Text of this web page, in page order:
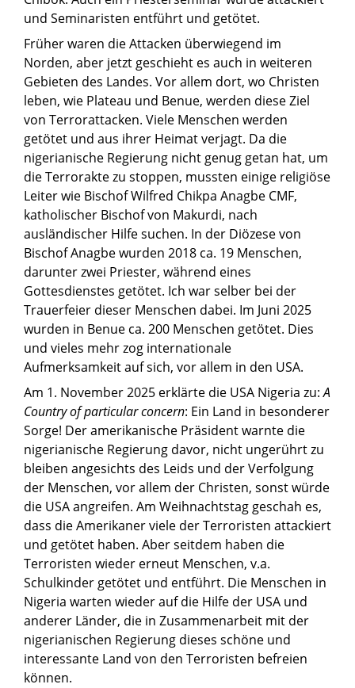
und Seminaristen entführt und getötet.
Früher waren die Attacken überwiegend im
Norden, aber jetzt geschieht es auch in weiteren
Gebieten des Landes. Vor allem dort, wo Christen
leben, wie Plateau und Benue, werden diese Ziel
von Terrorattacken. Viele Menschen werden
getötet und aus ihrer Heimat verjagt. Da die
nigerianische Regierung nicht genug getan hat, um
die Terrorakte zu stoppen, mussten einige religiöse
Leiter wie Bischof Wilfred Chikpa Anagbe CMF,
katholischer Bischof von Makurdi, nach
ausländischer Hilfe suchen. In der Diözese von
Bischof Anagbe wurden 2018 ca. 19 Menschen,
darunter zwei Priester, während eines
Gottesdienstes getötet. Ich war selber bei der
Trauerfeier dieser Menschen dabei. Im Juni 2025
wurden in Benue ca. 200 Menschen getötet. Dies
und vieles mehr zog internationale
Aufmerksamkeit auf sich, vor allem in den USA.
Am 1. November 2025 erklärte die USA Nigeria zu:A
Country of particular concern: Ein Land in besonderer
Sorge! Der amerikanische Präsident warnte die
nigerianische Regierung davor, nicht ungerührt zu
bleiben angesichts des Leids und der Verfolgung
der Menschen, vor allem der Christen, sonst würde
die USA angreifen. Am Weihnachtstag geschah es,
dass die Amerikaner viele der Terroristen attackiert
und getötet haben. Aber seitdem haben die
Terroristen wieder erneut Menschen, v.a.
Schulkinder getötet und entführt. Die Menschen in
Nigeria warten wieder auf die Hilfe der USA und
anderer Länder, die in Zusammenarbeit mit der
nigerianischen Regierung dieses schöne und
interessante Land von den Terroristen befreien
können.